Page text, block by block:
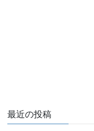
最近の投稿